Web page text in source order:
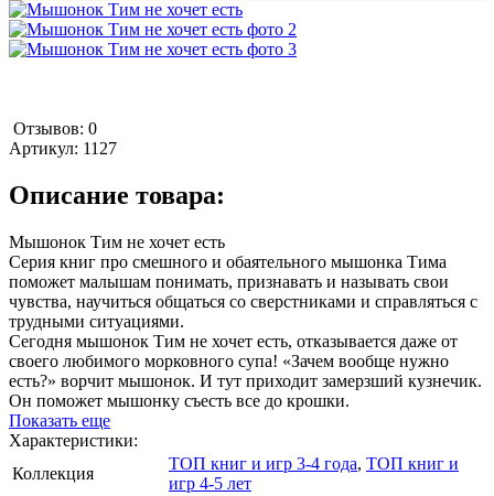
Отзывов: 0
Артикул: 1127
Описание товара:
Мышонок Тим не хочет есть
Серия книг про смешного и обаятельного мышонка Тима
поможет малышам понимать, признавать и называть свои
чувства, научиться общаться со сверстниками и справляться с
трудными ситуациями.
Сегодня мышонок Тим не хочет есть, отказывается даже от
своего любимого морковного супа! «Зачем вообще нужно
есть?» ворчит мышонок. И тут приходит замерзший кузнечик.
Он поможет мышонку съесть все до крошки.
Показать еще
Характеристики:
Коллекция
ТОП книг и игр 3-4 года, ТОП книг и
игр 4-5 лет